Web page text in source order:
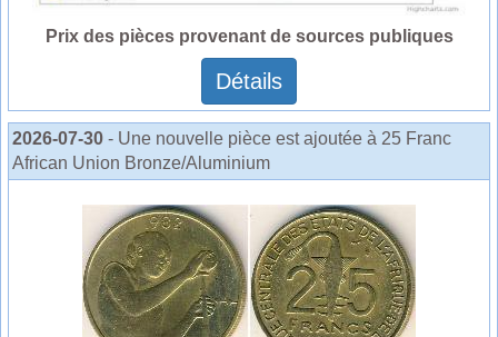
Prix des pièces provenant de sources publiques
Détails
2026-07-30 - Une nouvelle pièce est ajoutée à 25 Franc
African Union Bronze/Aluminium